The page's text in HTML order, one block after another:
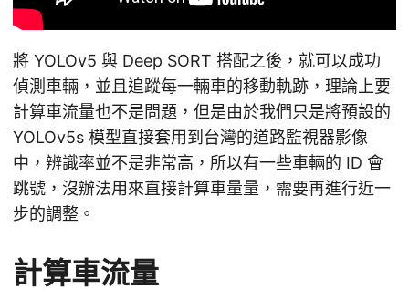
將 YOLOv5 與 Deep SORT 搭配之後，就可以成功
偵測車輛，並且追蹤每一輛車的移動軌跡，理論上要
計算車流量也不是問題，但是由於我們只是將預設的
YOLOv5s 模型直接套用到台灣的道路監視器影像
中，辨識率並不是非常高，所以有一些車輛的 ID 會
跳號，沒辦法用來直接計算車量量，需要再進行近一
步的調整。
計算車流量